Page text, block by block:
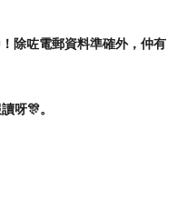
除咗電郵資料準確外，仲有
呀🎊。